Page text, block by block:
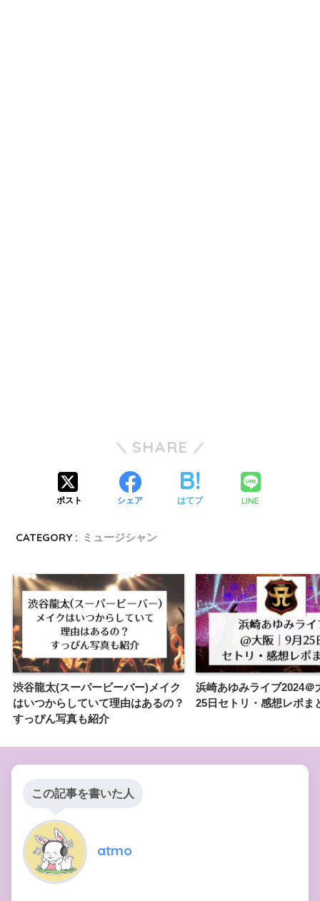
SHARE
ポスト シェア はてブ LINE
CATEGORY : ミュージシャン
渋谷龍太(スーパービーバー)メイク
はいつからしていて理由はあるの？
すっぴん写真も紹介
浜崎あゆみライブ2024＠
25日セトリ・感想レポま
この記事を書いた人
atmo